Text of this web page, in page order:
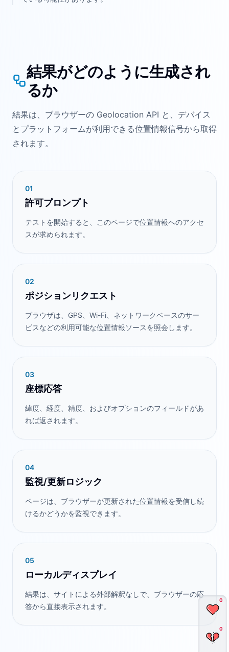
結果がどのように生成され
るか
結果は、ブラウザーの Geolocation API と、デバイス
とプラットフォームが利用できる位置情報信号から取得
されます。
01
許可プロンプト
テストを開始すると、このページで位置情報へのアクセ
スが求められます。
02
ポジションリクエスト
ブラウザは、GPS、Wi-Fi、ネットワークベースのサー
ビスなどの利用可能な位置情報ソースを照会します。
03
座標応答
緯度、経度、精度、およびオプションのフィールドがあ
れば返されます。
04
監視/更新ロジック
ページは、ブラウザーが更新された位置情報を受信し続
けるかどうかを監視できます。
05
ローカルディスプレイ
結果は、サイトによる外部解釈なしで、ブラウザーの応
答から直接表示されます。
0
0